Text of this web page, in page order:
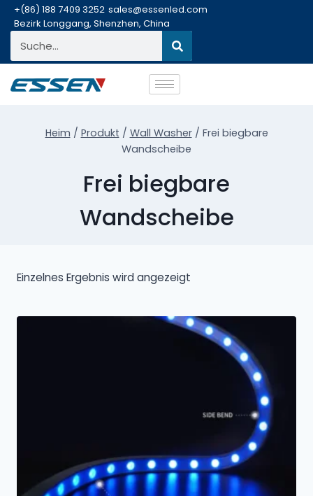
+(86) 188 7409 3252 sales@essenled.com
Bezirk Longgang, Shenzhen, China
Heim / Produkt / Wall Washer / Frei biegbare
Wandscheibe
Frei biegbare
Wandscheibe
Einzelnes Ergebnis wird angezeigt